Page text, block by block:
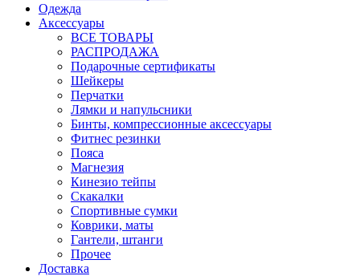
Одежда
Аксессуары
ВСЕ ТОВАРЫ
РАСПРОДАЖА
Подарочные сертификаты
Шейкеры
Перчатки
Лямки и напульсники
Бинты, компрессионные аксессуары
Фитнес резинки
Пояса
Магнезия
Кинезио тейпы
Скакалки
Спортивные сумки
Коврики, маты
Гантели, штанги
Прочее
Доставка